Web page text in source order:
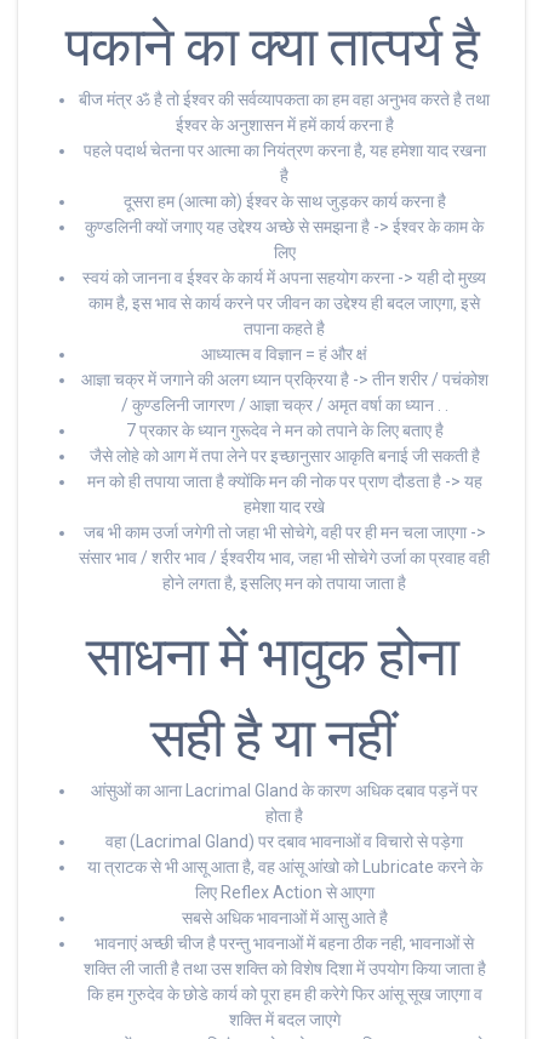
पकाने का क्या तात्पर्य है
बीज मंत्र ॐ है तो ईश्वर की सर्वव्यापकता का हम वहा अनुभव करते है तथा
ईश्वर के अनुशासन में हमें कार्य करना है
पहले पदार्थ चेतना पर आत्मा का नियंत्रण करना है, यह हमेशा याद रखना
है
दूसरा हम (आत्मा को) ईश्वर के साथ जुड़कर कार्य करना है
कुण्डलिनी क्यों जगाए यह उद्देश्य अच्छे से समझना है -> ईश्वर के काम के
लिए
स्वयं को जानना व ईश्वर के कार्य में अपना सहयोग करना -> यही दो मुख्य
काम है, इस भाव से कार्य करने पर जीवन का उद्देश्य ही बदल जाएगा, इसे
तपाना कहते है
आध्यात्म व विज्ञान = हं और क्षं
आज्ञा चक्र में जगाने की अलग ध्यान प्रक्रिया है -> तीन शरीर / पचंकोश
/ कुण्डलिनी जागरण / आज्ञा चक्र / अमृत वर्षा का ध्यान . .
7 प्रकार के ध्यान गुरूदेव ने मन को तपाने के लिए बताए है
जैसे लोहे को आग में तपा लेने पर इच्छानुसार आकृति बनाई जी सकती है
मन को ही तपाया जाता है क्योंकि मन की नोक पर प्राण दौडता है -> यह
हमेशा याद रखे
जब भी काम उर्जा जगेगी तो जहा भी सोचेगे, वही पर ही मन चला जाएगा ->
संसार भाव / शरीर भाव / ईश्वरीय भाव, जहा भी सोचेगे उर्जा का प्रवाह वही
होने लगता है, इसलिए मन को तपाया जाता है
साधना में भावुक होना
सही है या नहीं
आंसुओं का आना Lacrimal Gland के कारण अधिक दबाव पड़नें पर
होता है
वहा (Lacrimal Gland) पर दबाव भावनाओं व विचारो से पड़ेगा
या त्राटक से भी आसू आता है, वह आंसू आंखो को Lubricate करने के
लिए Reflex Action से आएगा
सबसे अधिक भावनाओं में आसु आते है
भावनाएं अच्छी चीज है परन्तु भावनाओं में बहना ठीक नही, भावनाओं से
शक्ति ली जाती है तथा उस शक्ति को विशेष दिशा में उपयोग किया जाता है
कि हम गुरुदेव के छोडे कार्य को पूरा हम ही करेगे फिर आंसू सूख जाएगा व
शक्ति में बदल जाएगे